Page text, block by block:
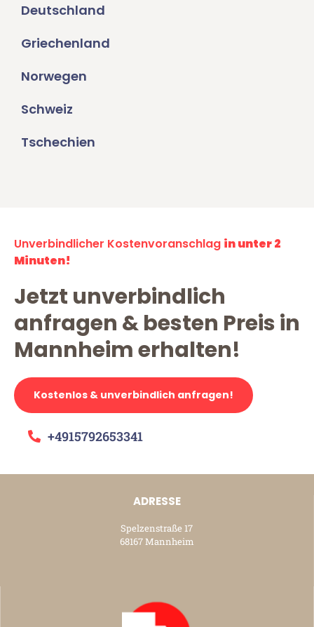
Deutschland
Griechenland
Norwegen
Schweiz
Tschechien
Unverbindlicher Kostenvoranschlag in unter 2
Minuten!
Jetzt unverbindlich
anfragen & besten Preis in
Mannheim erhalten!
Kostenlos & unverbindlich anfragen!
+4915792653341
ADRESSE
Spelzenstraße 17
68167 Mannheim